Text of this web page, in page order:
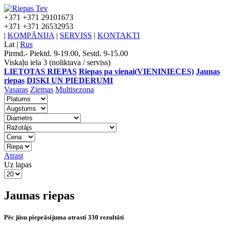
+371 +371 29101673
+371 +371 26532953
| KOMPĀNIJA | SERVISS | KONTAKTI
Lat | Rus
Pirmd.- Piektd. 9-19.00, Sestd. 9-15.00
Viskaļu iela 3 (noliktava / serviss)
LIETOTAS RIEPAS Riepas pa vienai(VIENINIECES) Jaunas
riepas DISKI UN PIEDERUMI
Vasaras Ziemas Multisezona
Atrast
Uz lapas
Jaunas riepas
Pēc jūsu pieprāsijuma atrasti 330 rezultāti